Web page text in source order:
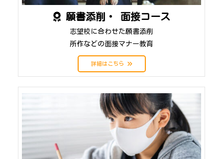
願書添削・ 面接コース
志望校に合わせた願書添削
所作などの面接マナー教育
詳細はこちら